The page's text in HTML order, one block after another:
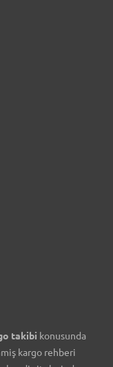
takibi konusunda
kargo rehberi